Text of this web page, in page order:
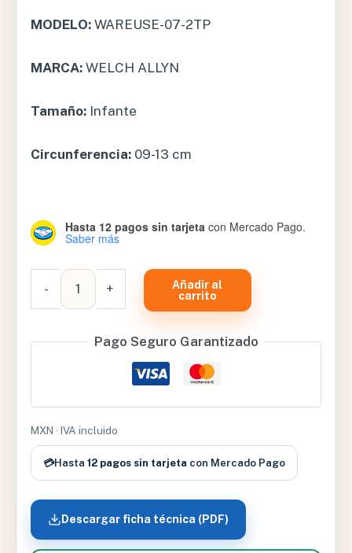
MODELO: WAREUSE-07-2TP
MARCA: WELCH ALLYN
Tamaño: Infante
Circunferencia: 09-13 cm
Hasta 12 pagos sin tarjeta con Mercado Pago.
Saber más
-
BRAZALETE
FLEXIPORT
cantidad
+
Añadir al
carrito
Pago Seguro Garantizado
MXN · IVA incluido
💳Hasta 12 pagos sin tarjeta con Mercado Pago
Descargar ficha técnica (PDF)